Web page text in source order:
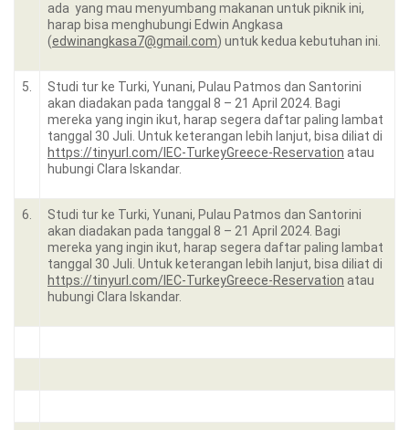
ada yang mau menyumbang makanan untuk piknik ini,
harap bisa menghubungi Edwin Angkasa
(edwinangkasa7@gmail.com) untuk kedua kebutuhan ini.
5.
Studi tur ke Turki, Yunani, Pulau Patmos dan Santorini
akan diadakan pada tanggal 8 – 21 April 2024. Bagi
mereka yang ingin ikut, harap segera daftar paling lambat
tanggal 30 Juli. Untuk keterangan lebih lanjut, bisa diliat di
https://tinyurl.com/IEC-TurkeyGreece-Reservation atau
hubungi Clara Iskandar.
6.
Studi tur ke Turki, Yunani, Pulau Patmos dan Santorini
akan diadakan pada tanggal 8 – 21 April 2024. Bagi
mereka yang ingin ikut, harap segera daftar paling lambat
tanggal 30 Juli. Untuk keterangan lebih lanjut, bisa diliat di
https://tinyurl.com/IEC-TurkeyGreece-Reservation atau
hubungi Clara Iskandar.